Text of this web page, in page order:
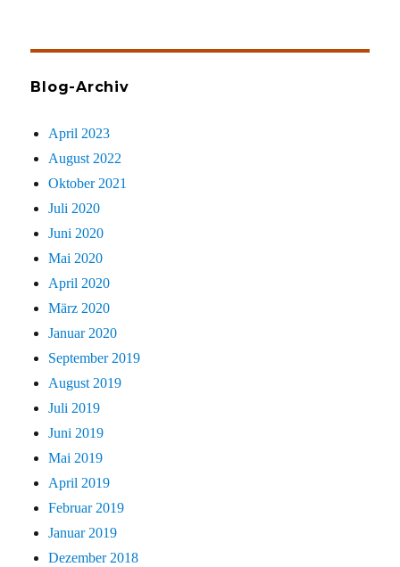
Blog-Archiv
April 2023
August 2022
Oktober 2021
Juli 2020
Juni 2020
Mai 2020
April 2020
März 2020
Januar 2020
September 2019
August 2019
Juli 2019
Juni 2019
Mai 2019
April 2019
Februar 2019
Januar 2019
Dezember 2018